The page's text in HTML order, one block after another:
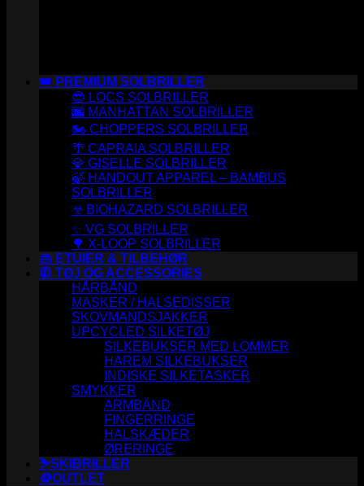
👑 PREMIUM SOLBRILLER
😎 LOCS SOLBRILLER
🌆 MANHATTAN SOLBRILLER
🏍️ CHOPPERS SOLBRILLER
🌴 CAPRAIA SOLBRILLER
💎 GISELLE SOLBRILLER
🍃 HANDOUT APPAREL – BAMBUS
SOLBRILLER
☣️ BIOHAZARD SOLBRILLER
✨ VG SOLBRILLER
🌳 X-LOOP SOLBRILLER
👜 ETUIER & TILBEHØR
🧥 TØJ OG ACCESSORIES
HÅRBÅND
MASKER / HALSEDISSER
SKOVMANDSJAKKER
UPCYCLED SILKETØJ
SILKEBUKSER MED LOMMER
HAREM SILKEBUKSER
INDISKE SILKETASKER
SMYKKER
ARMBÅND
FINGERRINGE
HALSKÆDER
ØRERINGE
⛷️SKIBRILLER
🪙OUTLET